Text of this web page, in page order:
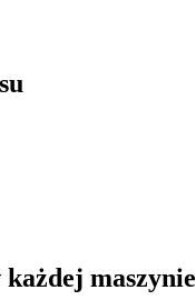
każdej maszynie